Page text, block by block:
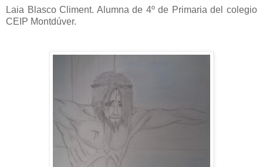
Laia Blasco Climent. Alumna de 4º de Primaria del colegio
CEIP Montdúver.